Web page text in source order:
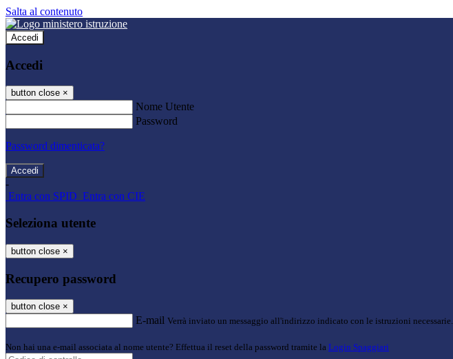
Salta al contenuto
Accedi
Accedi
button close ×
Nome Utente
Password
Password dimenticata?
-
Entra con SPID Entra con CIE
Seleziona utente
button close ×
Recupero password
button close ×
E-mail Verrà inviato un messaggio all'indirizzo indicato con le istruzioni necessarie.
Non hai una e-mail associata al nome utente? Effettua il reset della password tramite la Login Spaggiari